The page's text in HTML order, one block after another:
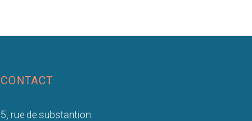
CONTACT
5, rue de substantion